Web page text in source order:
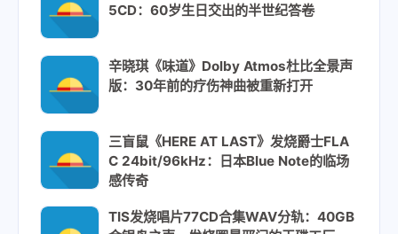
5CD：60岁生日交出的半世纪答卷
辛晓琪《味道》Dolby Atmos杜比全景声
版：30年前的疗伤神曲被重新打开
三盲鼠《HERE AT LAST》发烧爵士FLA
C 24bit/96kHz：日本Blue Note的临场
感传奇
TIS发烧唱片77CD合集WAV分轨：40GB